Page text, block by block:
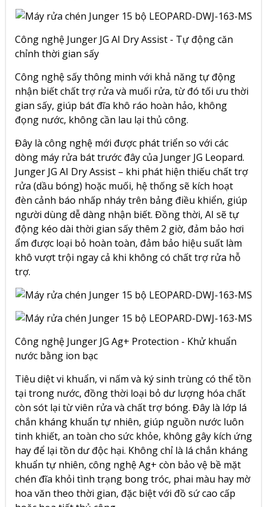
Công nghệ Junger JG AI Dry Assist - Tự động căn
chỉnh thời gian sấy
Công nghệ sấy thông minh với khả năng tự động
nhận biết chất trợ rửa và muối rửa, từ đó tối ưu thời
gian sấy, giúp bát đĩa khô ráo hoàn hảo, không
đọng nước, không cần lau lại thủ công.
Đây là công nghệ mới được phát triển so với các
dòng máy rửa bát trước đây của Junger JG Leopard.
Junger JG AI Dry Assist – khi phát hiện thiếu chất trợ
rửa (dầu bóng) hoặc muối, hệ thống sẽ kích hoạt
đèn cảnh báo nhấp nháy trên bảng điều khiển, giúp
người dùng dễ dàng nhận biết. Đồng thời, AI sẽ tự
động kéo dài thời gian sấy thêm 2 giờ, đảm bảo hơi
ẩm được loại bỏ hoàn toàn, đảm bảo hiệu suất làm
khô vượt trội ngay cả khi không có chất trợ rửa hỗ
trợ.
Công nghệ Junger JG Ag+ Protection - Khử khuẩn
nước bằng ion bạc
Tiêu diệt vi khuẩn, vi nấm và ký sinh trùng có thể tồn
tại trong nước, đồng thời loại bỏ dư lượng hóa chất
còn sót lại từ viên rửa và chất trợ bóng. Đây là lớp lá
chắn kháng khuẩn tự nhiên, giúp nguồn nước luôn
tinh khiết, an toàn cho sức khỏe, không gây kích ứng
hay để lại tồn dư độc hại. Không chỉ là lá chắn kháng
khuẩn tự nhiên, công nghệ Ag+ còn bảo vệ bề mặt
chén đĩa khỏi tình trạng bong tróc, phai màu hay mờ
hoa văn theo thời gian, đặc biệt với đồ sứ cao cấp